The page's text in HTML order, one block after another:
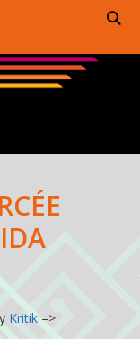
Kritik–>